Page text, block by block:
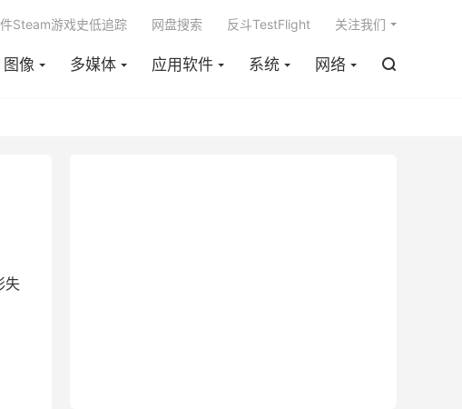
图像 多媒体 应用软件 系统 网络 
Steam游戏史低追踪 网盘搜索 反斗TestFlight 关注我们
失